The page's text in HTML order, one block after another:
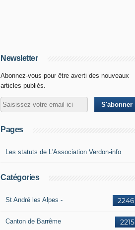
Newsletter
Abonnez-vous pour être averti des nouveaux
articles publiés.
Pages
Les statuts de L'Association Verdon-info
Catégories
2246
St André les Alpes -
2215
Canton de Barrême